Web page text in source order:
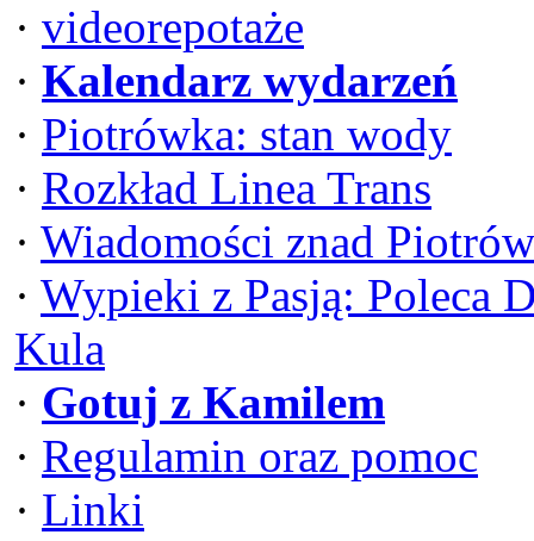
· videorepotaże
· Kalendarz wydarzeń
· Piotrówka: stan wody
· Rozkład Linea Trans
· Wiadomości znad
· Wypieki z Pasją: Poleca
Kula
· Gotuj z Kamilem
· Regulamin oraz pomoc
· Linki